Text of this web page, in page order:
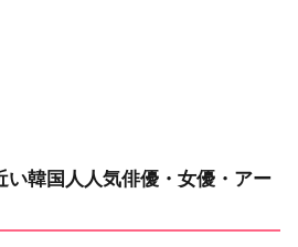
い韓国人人気俳優・女優・アー